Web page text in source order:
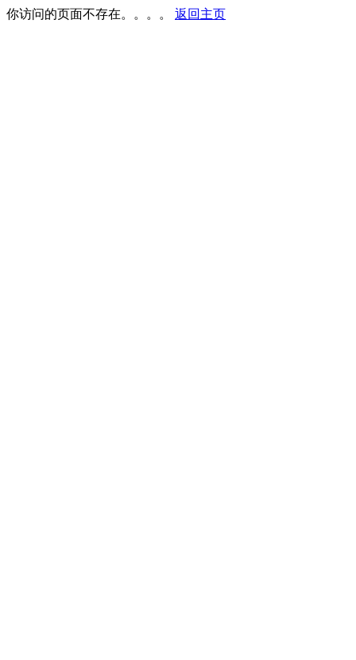
你访问的页面不存在。。。。 返回主页